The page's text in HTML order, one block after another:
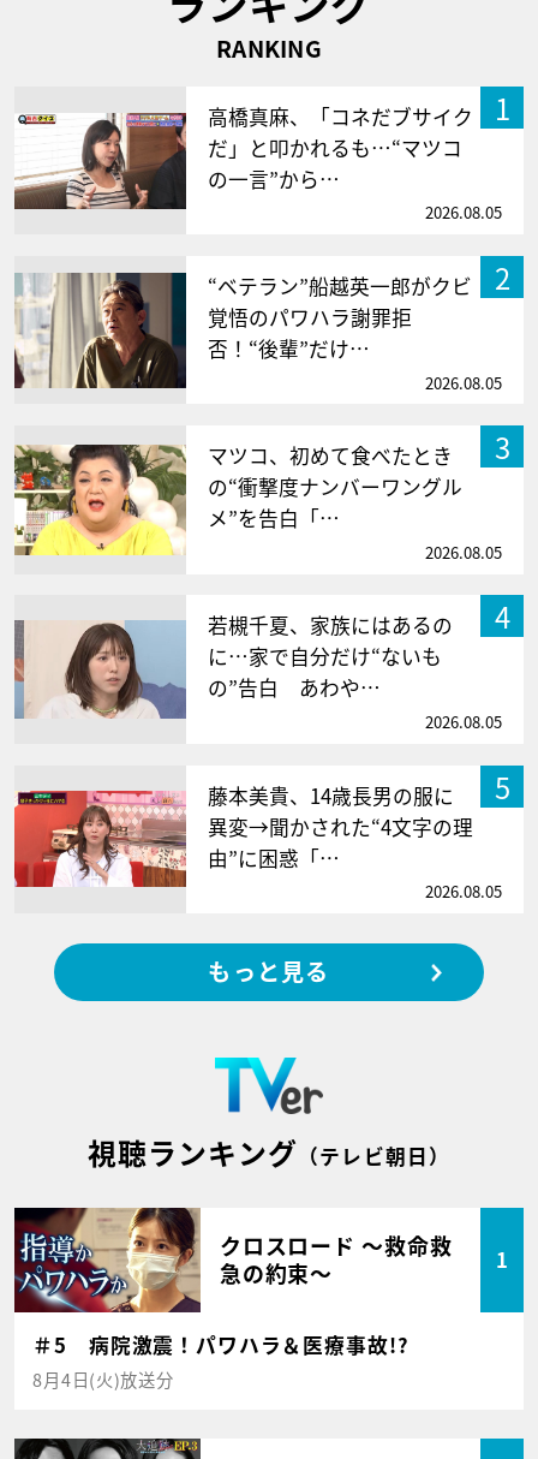
RANKING
1
高橋真麻、「コネだブサイク
だ」と叩かれるも…“マツコ
の一言”から…
2026.08.05
2
“ベテラン”船越英一郎がクビ
覚悟のパワハラ謝罪拒
否！“後輩”だけ…
2026.08.05
3
マツコ、初めて食べたとき
の“衝撃度ナンバーワングル
メ”を告白「…
2026.08.05
4
若槻千夏、家族にはあるの
に…家で自分だけ“ないも
の”告白 あわや…
2026.08.05
5
藤本美貴、14歳長男の服に
異変→聞かされた“4文字の理
由”に困惑「…
2026.08.05
もっと見る
視聴ランキング （テレビ朝日）
クロスロード ～救命救
急の約束～
1
＃5 病院激震！パワハラ＆医療事故!?
8月4日(火)放送分